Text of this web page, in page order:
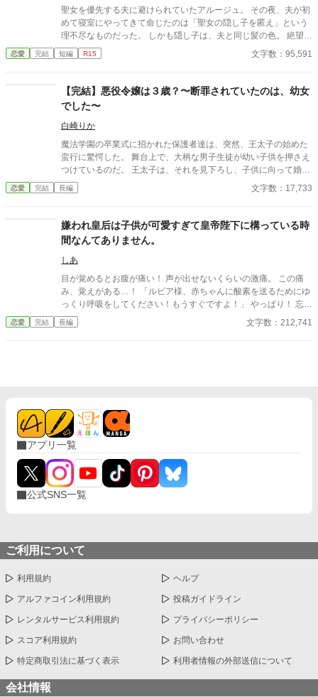
てクラウディオの心は……。 すれ違い、拗れる２人に愛は生まれ
るのか？ 焦ったい恋と陰謀＋バトルのラブファンタジー。
聖女を優先する夫に避けられていたアルージュ。 その夜、夫が初
めて寝室にやってきて命じたのは「聖女の隠し子を匿え」という
理不尽なものだった。 しかも隠し子は、夫と同じ髪の色。 絶望す
るアルージュはよろめいて鏡にぶつかり、前世に読んだウェブ小
説の悪妻に転生していることを思い出す。 記憶を取り戻すと、七
たもの、不正の事実を着々と精算していく。 ◆愛されない悪妻が
前世を思い出して転身したら、可愛い継子や最強の旦那様ができ
て、転生前の知識でスイーツやグルメ、家電を再現していく、異
恋愛 完結 短編 R15 文字数：95,591
【完結】悪役令嬢は３歳？〜断罪されていたのは、幼女
でした〜
白崎りか
魔法学園の卒業式に招かれた保護者達は、突然、王太子の始めた
蛮行に驚愕した。 舞台上で、大柄な男子生徒が幼い子供を押さえ
つけているのだ。 王太子は、それを見下ろし、子供に向って婚約
破棄を告げた。 「ヒナコのノートを汚したな！」 「ちがうもん。
ミア、お絵かきしてただけだもん！」 小説家になろう様でも投稿
恋愛 完結 長編 文字数：17,733
嫌われ皇后は子供が可愛すぎて皇帝陛下に構っている時
間なんてありません。
しあ
目が覚めるとお腹が痛い！ 声が出せないくらいの激痛。 この痛
み、覚えがある…！ 「ルビア様、赤ちゃんに酸素を送るためにゆ
っくり呼吸をしてください！もうすぐですよ！」 やっぱり！ 忘れ
てたけど、お産の痛みだ！ だけどどうして…？ 私はもう子供が産
めないからだだったのに…。 そんなことより、赤ちゃんを無事に
んなの！？あなたに構っている時間なんてないんですけど！ ※視
点がちょくちょく変わります。 ガバガバ設定、なんちゃって知識
恋愛 完結 長編 文字数：212,741
アプリ一覧
公式SNS一覧
ご利用について
利用規約 ヘルプ
アルファコイン利用規約 投稿ガイドライン
レンタルサービス利用規約 プライバシーポリシー
スコア利用規約 お問い合わせ
特定商取引法に基づく表示 利用者情報の外部送信について
会社情報